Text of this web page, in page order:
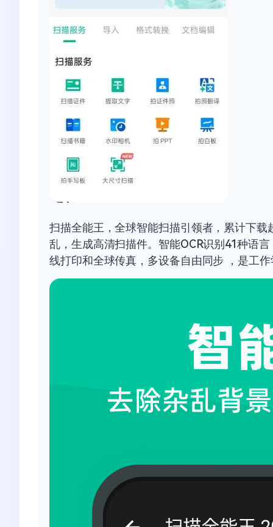
扫描全能王，全球智能扫描引领者，累计下
乱，生成高清扫描件。智能OCR识别41种语
线打印和全球传真，多设备自由同步 ，是工